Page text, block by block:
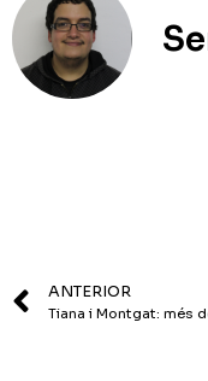
ANTERIOR